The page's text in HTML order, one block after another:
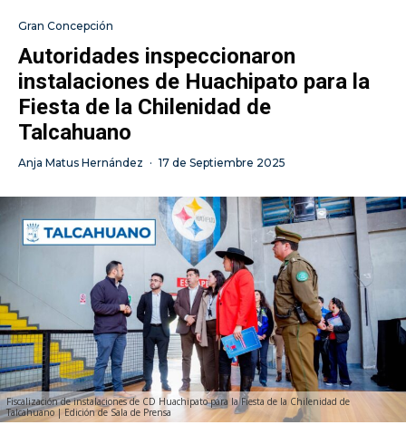
Gran Concepción
Autoridades inspeccionaron
instalaciones de Huachipato para la
Fiesta de la Chilenidad de
Talcahuano
Anja Matus Hernández · 17 de Septiembre 2025
Fiscalización de instalaciones de CD Huachipato para la Fiesta de la Chilenidad de
Talcahuano | Edición de Sala de Prensa